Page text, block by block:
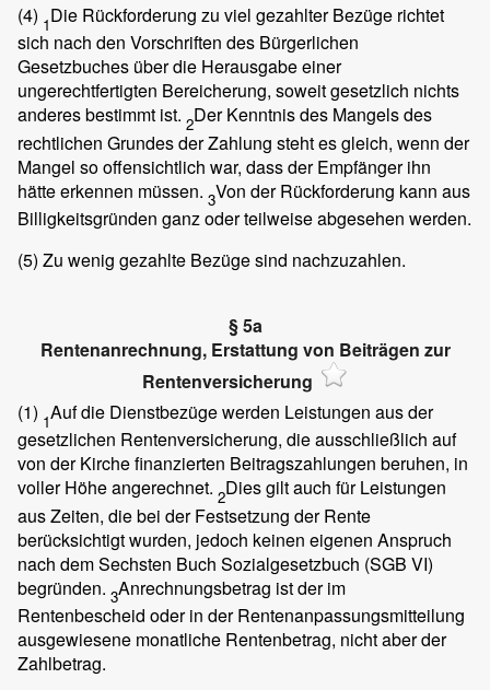
(4) 1Die Rückforderung zu viel gezahlter Bezüge richtet
sich nach den Vorschriften des Bürgerlichen
Gesetzbuches über die Herausgabe einer
ungerechtfertigten Bereicherung, soweit gesetzlich nichts
anderes bestimmt ist. 2Der Kenntnis des Mangels des
rechtlichen Grundes der Zahlung steht es gleich, wenn der
Mangel so offensichtlich war, dass der Empfänger ihn
hätte erkennen müssen. 3Von der Rückforderung kann aus
Billigkeitsgründen ganz oder teilweise abgesehen werden.
(5) Zu wenig gezahlte Bezüge sind nachzuzahlen.
§ 5a
Rentenanrechnung, Erstattung von Beiträgen zur
Rentenversicherung
(1) 1Auf die Dienstbezüge werden Leistungen aus der
gesetzlichen Rentenversicherung, die ausschließlich auf
von der Kirche finanzierten Beitragszahlungen beruhen, in
voller Höhe angerechnet. 2Dies gilt auch für Leistungen
aus Zeiten, die bei der Festsetzung der Rente
berücksichtigt wurden, jedoch keinen eigenen Anspruch
nach dem Sechsten Buch Sozialgesetzbuch (SGB VI)
begründen. 3Anrechnungsbetrag ist der im
Rentenbescheid oder in der Rentenanpassungsmitteilung
ausgewiesene monatliche Rentenbetrag, nicht aber der
Zahlbetrag.